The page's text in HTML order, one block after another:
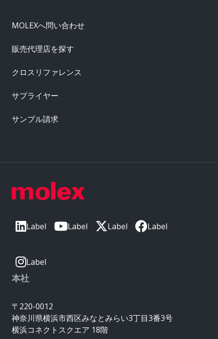
Label Label Label Label
Label
本社
〒220-0012
神奈川県横浜市西区みなとみらい3丁目3番3号
横浜コネクトスクエア 18階
MOLEXへ問い合わせ
販売代理店を探す
クロスリファレンス
サプライヤー
サンプル請求